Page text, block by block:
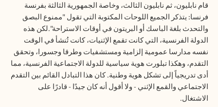
قام نابليون، ثم نابليون الثالث، وخاصة الجمهورية الثالثة بفرنسة
فرنسا: يتذكر الجميع اللوحات المكتوبة التي تقول "ممنوع البصق
والتحدث بلغة الباسك أو البريتون في أوقات الاستراحة".لكن هذه
الدولة الفرنسية، التي كانت تقمع الإثنيات، كانت تُنشأ في الوقت
نفسه مدارسا عمومية إلزامية ومستشفيات وطرقا وجسورا، وتحقق
التقدم، وهكذا تبلورت هوية سياسية للدولة الاجتماعية الفرنسية، مما
أدى تدريجياً إلى تشكل هوية وطنية. كان هذا التبادل القائم بين التقدم
الاجتماعي والقمع الإثني - ولا أقول أنه كان جيدًا - قادرًا على
الاشتغال.